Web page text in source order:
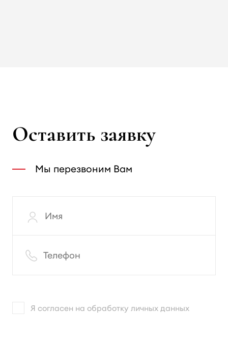
Оставить заявку
Мы перезвоним Вам
Я согласен на обработку личных данных